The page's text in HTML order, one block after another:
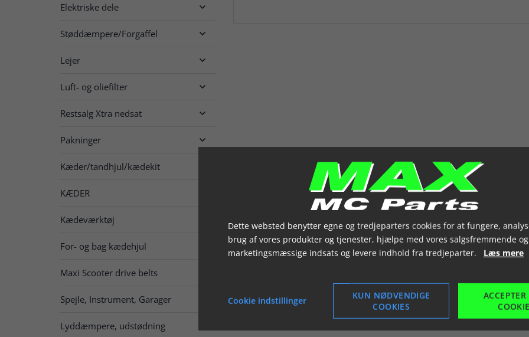
Elektriske dele 
Støddæmpere/Forgaffel 
Lejer 
Luft- og oliefilter 
Restsalg Xtra nedsat 
Pakninger 
Kæder/tandhjul/kædekit
KÆDER
Kædeværktøj
For- og bag kædehjul
Maxi Scooter drive belts
Spejle, Instrument, Garager
Lyddæmpere, udstødning
Dette websted benytter egne og tredjeparters cookies for at fungere,
brug af vores produkter og tjenester, hjælpe med vores salgsfremmende og
marketingsmæssige indsats og levere indhold fra tredjeparter. Læs mere
Cookie indstillinger
KUN NØDVENDIGE
COOKIES